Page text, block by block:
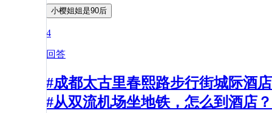
小樱姐姐是90后
4
回答
#成都太古里春熙路步行街城际酒店
#从双流机场坐地铁，怎么到酒店？